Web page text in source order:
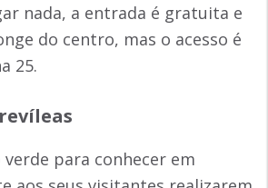
nada, a entrada é gratuita e
do centro, mas o acesso é
25.
verde para conhecer em